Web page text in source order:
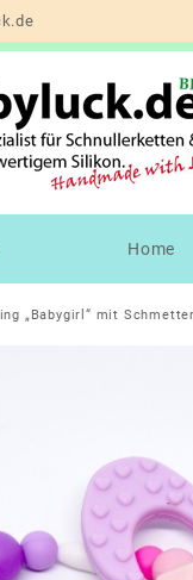
Home
„Babygirl“ mit